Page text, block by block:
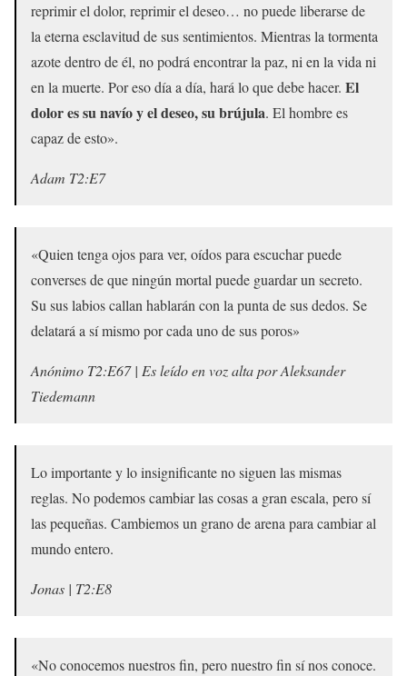
reprimir el dolor, reprimir el deseo… no puede liberarse de
la eterna esclavitud de sus sentimientos. Mientras la tormenta
azote dentro de él, no podrá encontrar la paz, ni en la vida ni
en la muerte. Por eso día a día, hará lo que debe hacer. El
dolor es su navío y el deseo, su brújula. El hombre es
capaz de esto».
Adam T2:E7
«Quien tenga ojos para ver, oídos para escuchar puede
converses de que ningún mortal puede guardar un secreto.
Su sus labios callan hablarán con la punta de sus dedos. Se
delatará a sí mismo por cada uno de sus poros»
Anónimo T2:E67 | Es leído en voz alta por Aleksander
Tiedemann
Lo importante y lo insignificante no siguen las mismas
reglas. No podemos cambiar las cosas a gran escala, pero sí
las pequeñas. Cambiemos un grano de arena para cambiar al
mundo entero.
Jonas | T2:E8
«No conocemos nuestros fin, pero nuestro fin sí nos conoce.